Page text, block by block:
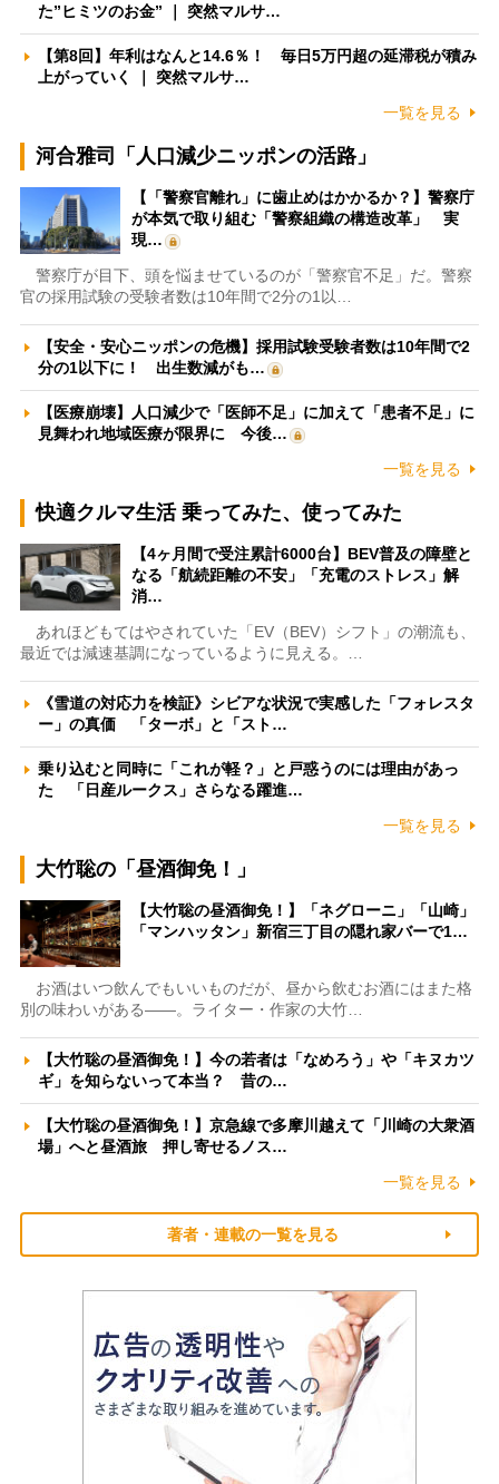
た”ヒミツのお金” ｜ 突然マルサ…
【第8回】年利はなんと14.6％！ 毎日5万円超の延滞税が積み
上がっていく ｜ 突然マルサ…
一覧を見る
河合雅司「人口減少ニッポンの活路」
【「警察官離れ」に歯止めはかかるか？】警察庁
が本気で取り組む「警察組織の構造改革」 実
現…
警察庁が目下、頭を悩ませているのが「警察官不足」だ。警察
官の採用試験の受験者数は10年間で2分の1以…
【安全・安心ニッポンの危機】採用試験受験者数は10年間で2
分の1以下に！ 出生数減がも…
【医療崩壊】人口減少で「医師不足」に加えて「患者不足」に
見舞われ地域医療が限界に 今後…
一覧を見る
快適クルマ生活 乗ってみた、使ってみた
【4ヶ月間で受注累計6000台】BEV普及の障壁と
なる「航続距離の不安」「充電のストレス」解
消…
あれほどもてはやされていた「EV（BEV）シフト」の潮流も、
最近では減速基調になっているように見える。…
《雪道の対応力を検証》シビアな状況で実感した「フォレスタ
ー」の真価 「ターボ」と「スト…
乗り込むと同時に「これが軽？」と戸惑うのには理由があっ
た 「日産ルークス」さらなる躍進…
一覧を見る
大竹聡の「昼酒御免！」
【大竹聡の昼酒御免！】「ネグローニ」「山崎」
「マンハッタン」新宿三丁目の隠れ家バーで1…
お酒はいつ飲んでもいいものだが、昼から飲むお酒にはまた格
別の味わいがある――。ライター・作家の大竹…
【大竹聡の昼酒御免！】今の若者は「なめろう」や「キヌカツ
ギ」を知らないって本当？ 昔の…
【大竹聡の昼酒御免！】京急線で多摩川越えて「川崎の大衆酒
場」へと昼酒旅 押し寄せるノス…
一覧を見る
著者・連載の一覧を見る